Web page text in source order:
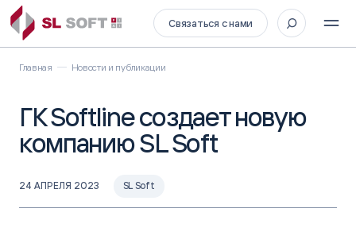
Связаться с нами
Главная Новости и публикации
ГК Softline создает новую
компанию SL Soft
24 АПРЕЛЯ 2023 SL Soft